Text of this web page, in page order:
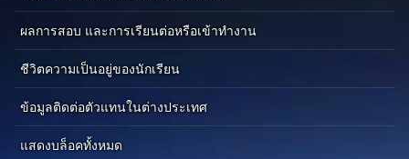
ผลการสอบ และการเรียนต่อหรือเข้าทำงาน
ชีวิตความเป็นอยู่ของนักเรียน
ข้อมูลติดต่อตัวแทนในต่างประเทศ
แสดงบล็อคทั้งหมด